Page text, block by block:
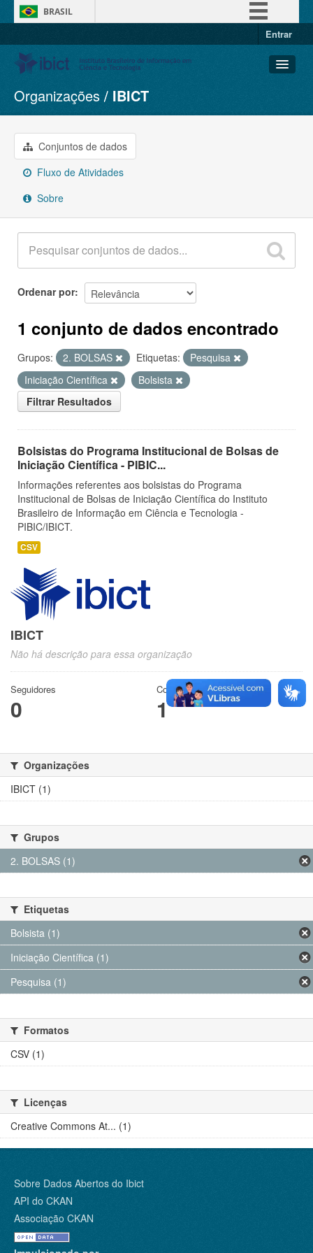
BRASIL
Entrar
Conjuntos de dados
Organizações
Grupos
Sobre
Organizações IBICT
Conjuntos de dados
Fluxo de Atividades
Sobre
Ordenar por
1 conjunto de dados encontrado
Grupos: 2. BOLSAS Etiquetas:
Pesquisa
Iniciação Científica
Bolsista
Filtrar Resultados
Bolsistas do Programa Institucional de Bolsas de
Iniciação Científica - PIBIC...
Informações referentes aos bolsistas do Programa
Institucional de Bolsas de Iniciação Científica do Instituto
Brasileiro de Informação em Ciência e Tecnologia -
PIBIC/IBICT.
CSV
IBICT
Não há descrição para essa organização
Seguidores
0
Conjuntos de dados
1
Organizações
IBICT (1)
Grupos
2. BOLSAS (1)
Etiquetas
Bolsista (1)
Iniciação Científica (1)
Pesquisa (1)
Formatos
CSV (1)
Licenças
Creative Commons At... (1)
Sobre Dados Abertos do Ibict
API do CKAN
Associação CKAN